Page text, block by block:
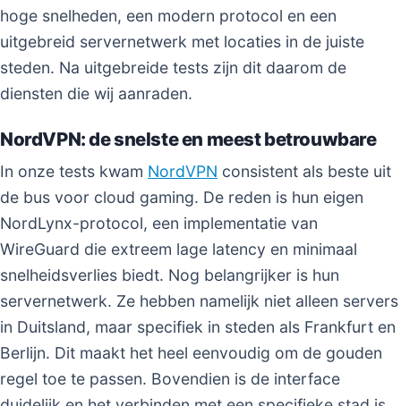
hoge snelheden, een modern protocol en een
uitgebreid servernetwerk met locaties in de juiste
steden. Na uitgebreide tests zijn dit daarom de
diensten die wij aanraden.
NordVPN: de snelste en meest betrouwbare
In onze tests kwam NordVPN consistent als beste uit
de bus voor cloud gaming. De reden is hun eigen
NordLynx-protocol, een implementatie van
WireGuard die extreem lage latency en minimaal
snelheidsverlies biedt. Nog belangrijker is hun
servernetwerk. Ze hebben namelijk niet alleen servers
in Duitsland, maar specifiek in steden als Frankfurt en
Berlijn. Dit maakt het heel eenvoudig om de gouden
regel toe te passen. Bovendien is de interface